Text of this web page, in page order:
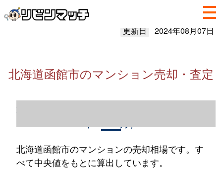
更新日 2024年08月07日
北海道函館市のマンション売却・査定
北海道函館市のマンション売却情報（2023
北海道函館市のマンションの売却相場です。す
べて中央値をもとに算出しています。